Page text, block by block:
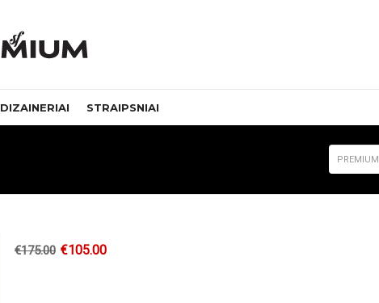
DIZAINERIAI STRAIPSNIAI
PREMIUM
€175.00 €105.00